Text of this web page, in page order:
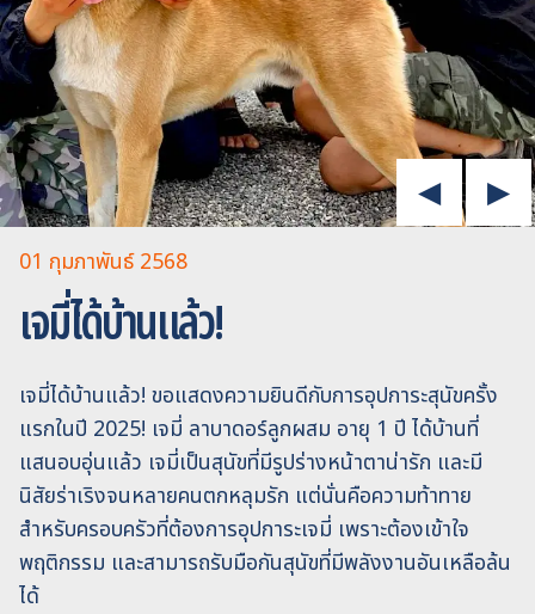
01 กุมภาพันธ์ 2568
เจมี่ได้บ้านแล้ว!
เจมี่ได้บ้านแล้ว! ขอแสดงความยินดีกับการอุปการะสุนัขครั้ง
แรกในปี 2025! เจมี่ ลาบาดอร์ลูกผสม อายุ 1 ปี ได้บ้านที่
แสนอบอุ่นแล้ว เจมี่เป็นสุนัขที่มีรูปร่างหน้าตาน่ารัก และมี
นิสัยร่าเริงจนหลายคนตกหลุมรัก แต่นั่นคือความท้าทาย
สำหรับครอบครัวที่ต้องการอุปการะเจมี่ เพราะต้องเข้าใจ
พฤติกรรม และสามารถรับมือกันสุนัขที่มีพลังงานอันเหลือล้น
ได้